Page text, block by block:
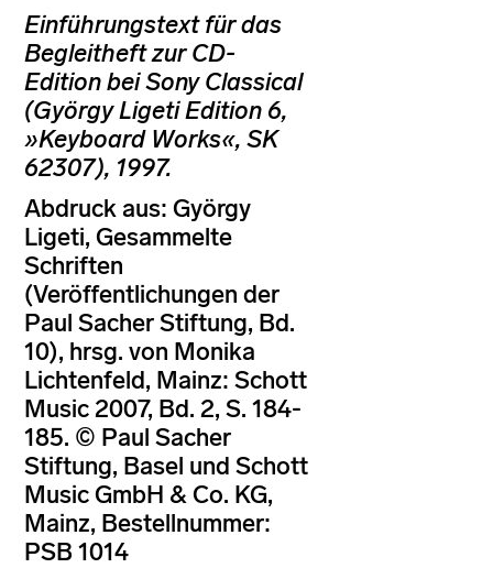
Einführungstext für das
Begleitheft zur CD-
Edition bei Sony Classical
(György Ligeti Edition 6,
»Keyboard Works«, SK
62307), 1997.
Abdruck aus: György
Ligeti, Gesammelte
Schriften
(Veröffentlichungen der
Paul Sacher Stiftung, Bd.
10), hrsg. von Monika
Lichtenfeld, Mainz: Schott
Music 2007, Bd. 2, S. 184-
185. © Paul Sacher
Stiftung, Basel und Schott
Music GmbH & Co. KG,
Mainz, Bestellnummer:
PSB 1014